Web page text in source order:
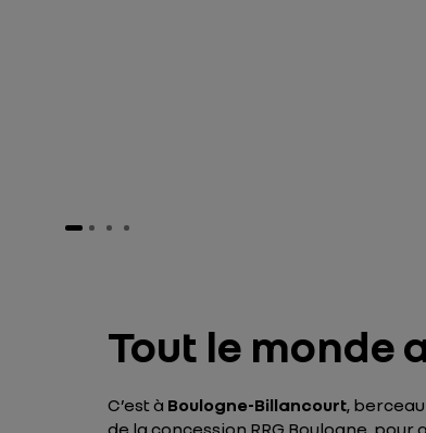
Tout le monde
C’est à Boulogne-Billancourt,
de la concession RRG Boulogne, pour